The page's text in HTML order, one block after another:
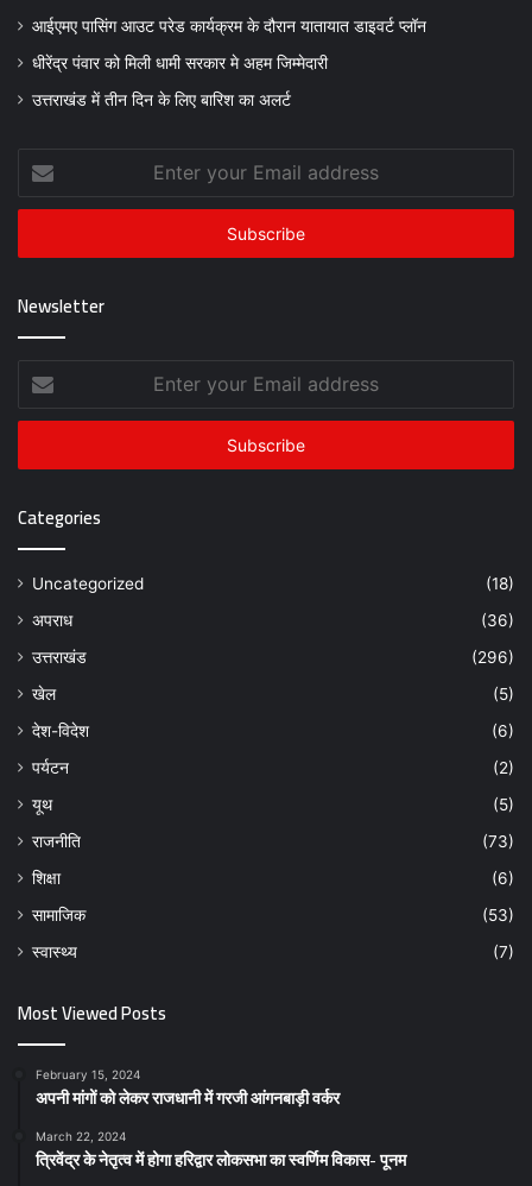
आईएमए पासिंग आउट परेड कार्यक्रम के दौरान यातायात डाइवर्ट प्लॉन
धीरेंद्र पंवार को मिली धामी सरकार मे अहम जिम्मेदारी
उत्तराखंड में तीन दिन के लिए बारिश का अलर्ट
your
Email
Newsletter
your
Email
Categories
Uncategorized
(18)
अपराध
(36)
उत्तराखंड
(296)
खेल
(5)
देश-विदेश
(6)
पर्यटन
(2)
यूथ
(5)
राजनीति
(73)
शिक्षा
(6)
सामाजिक
(53)
स्वास्थ्य
(7)
Most Viewed Posts
February 15, 2024
अपनी मांगों को लेकर राजधानी में गरजी आंगनबाड़ी वर्कर
March 22, 2024
त्रिवेंद्र के नेतृत्व में होगा हरिद्वार लोकसभा का स्वर्णिम विकास- पूनम